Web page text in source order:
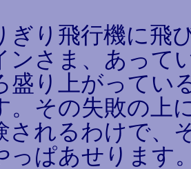
り飛行機に飛
ンさま、あって
盛り上がってい
。その失敗の上
されるわけで、
っぱあせります